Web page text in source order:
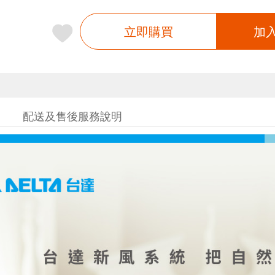
立即購買 加
配送及售後服務說明